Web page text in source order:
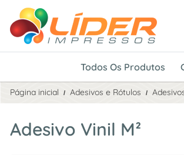
Todos Os Produtos
Página inicial Adesivos e Rótulos
Adesivo Vinil M²